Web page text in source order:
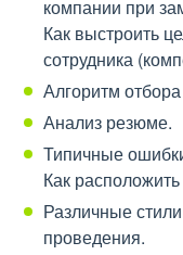
компании при
Как выстроить
сотрудника
Алгоритм
Анализ резюме.
Типичные
Как
Различные
проведения.